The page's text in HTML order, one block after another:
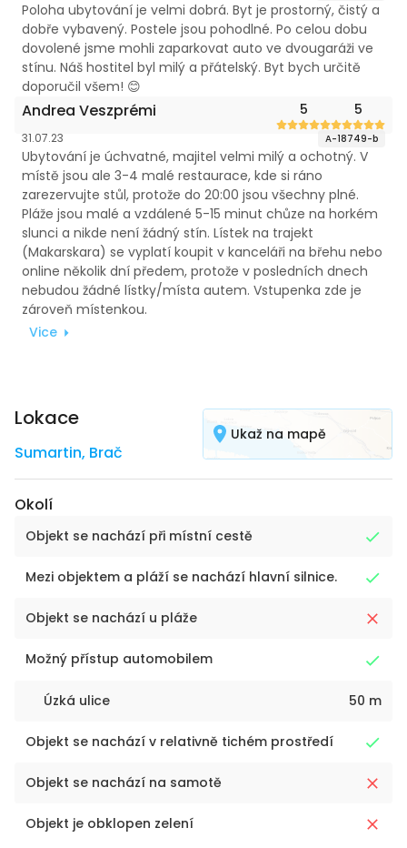
Poloha ubytování je velmi dobrá. Byt je prostorný, čistý a
dobře vybavený. Postele jsou pohodlné. Po celou dobu
dovolené jsme mohli zaparkovat auto ve dvougaráži ve
stínu. Náš hostitel byl milý a přátelský. Byt bych určitě
doporučil všem! 😊
Andrea Veszprémi 5 5
31.07.23 A-18749-b
Ubytování je úchvatné, majitel velmi milý a ochotný. V
místě jsou ale 3-4 malé restaurace, kde si ráno
zarezervujte stůl, protože do 20:00 jsou všechny plné.
Pláže jsou malé a vzdálené 5-15 minut chůze na horkém
slunci a nikde není žádný stín. Lístek na trajekt
(Makarskara) se vyplatí koupit v kanceláři na břehu nebo
online několik dní předem, protože v posledních dnech
nebudou žádné lístky/místa autem. Vstupenka zde je
zároveň místenkou.
Vice
Lokace
Sumartin, Brač
Ukaž na mapě
Okolí
Objekt se nachází při místní cestě
Mezi objektem a pláží se nachází hlavní silnice.
Objekt se nachází u pláže
Možný přístup automobilem
Úzká ulice 50 m
Objekt se nachází v relativně tichém prostředí
Objekt se nachází na samotě
Objekt je obklopen zelení